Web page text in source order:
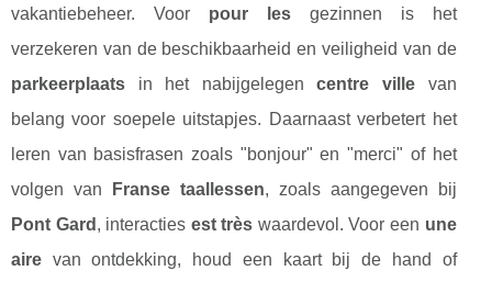
vakantiebeheer. Voor pour lesgezinnen is het
verzekeren van de beschikbaarheid en veiligheid van de
parkeerplaats in het nabijgelegencentre ville van
belang voor soepele uitstapjes. Daarnaast verbetert het
leren van basisfrasen zoals "bonjour" en "merci" of het
volgen van
Franse taallessen, zoals aangegeven bij
Pont Gard , interacties est très waardevol. Voor een une
aire van ontdekking, houd een kaart bij de hand of